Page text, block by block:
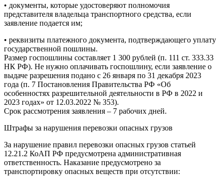
• документы, которые удостоверяют полномочия
представителя владельца транспортного средства, если
заявление подается им;
• реквизиты платежного документа, подтверждающего уплату
государственной пошлины.
Размер госпошлины составляет 1 300 рублей (п. 111 ст. 333.33
НК РФ). Не нужно оплачивать госпошлину, если заявление о
выдаче разрешения подано с 26 января по 31 декабря 2023
года (п. 7 Постановления Правительства РФ «Об
особенностях разрешительной деятельности в РФ в 2022 и
2023 годах» от 12.03.2022 № 353).
Срок рассмотрения заявления – 7 рабочих дней.
Штрафы за нарушения перевозки опасных грузов
За нарушение правил перевозки опасных грузов статьей
12.21.2 КоАП РФ предусмотрена административная
ответственность. Наказание предусмотрено за
транспортировку опасных веществ при отсутствии: